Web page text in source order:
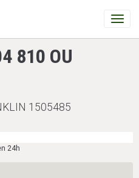
810 OU
1505485
24h